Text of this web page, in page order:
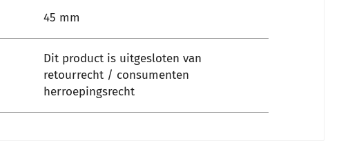
45 mm
Dit product is uitgesloten van
retourrecht / consumenten
herroepingsrecht